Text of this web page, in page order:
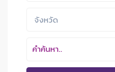
จังหวัด